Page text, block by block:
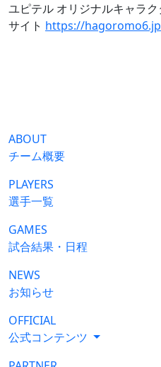
ユピテル オリジナルキャラ
サイト https://
ABOUT
チーム概要
PLAYERS
選手一覧
GAMES
試合結果・日程
NEWS
お知らせ
OFFICIAL
公式コンテンツ